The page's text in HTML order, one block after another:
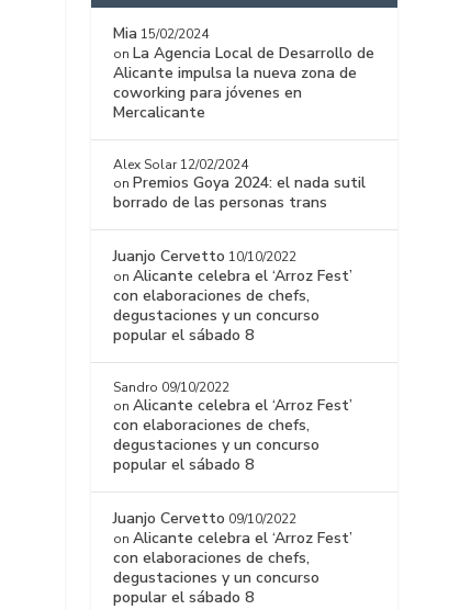
Mia 15/02/2024
on La Agencia Local de Desarrollo de
Alicante impulsa la nueva zona de
coworking para jóvenes en
Mercalicante
Alex Solar 12/02/2024
on Premios Goya 2024: el nada sutil
borrado de las personas trans
Juanjo Cervetto 10/10/2022
onAlicante celebra el ‘Arroz Fest’
con elaboraciones de chefs,
degustaciones y un concurso
popular el sábado 8
Sandro 09/10/2022
onAlicante celebra el ‘Arroz Fest’
con elaboraciones de chefs,
degustaciones y un concurso
popular el sábado 8
Juanjo Cervetto 09/10/2022
onAlicante celebra el ‘Arroz Fest’
con elaboraciones de chefs,
degustaciones y un concurso
popular el sábado 8